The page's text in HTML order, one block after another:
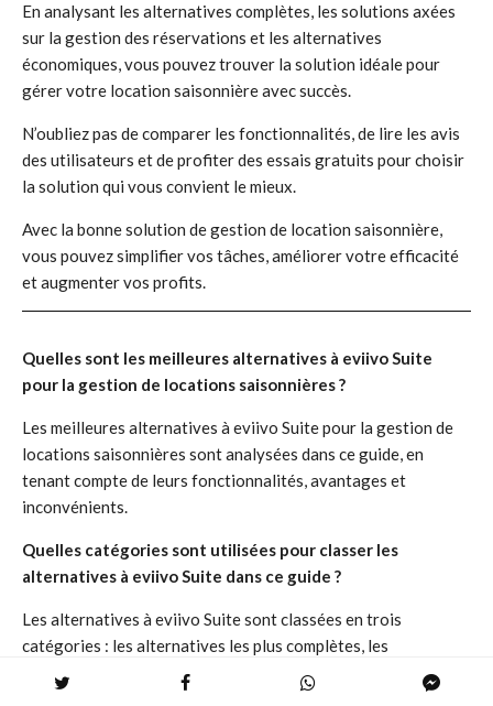
En analysant les alternatives complètes, les solutions axées
sur la gestion des réservations et les alternatives
économiques, vous pouvez trouver la solution idéale pour
gérer votre location saisonnière avec succès.
N’oubliez pas de comparer les fonctionnalités, de lire les avis
des utilisateurs et de profiter des essais gratuits pour choisir
la solution qui vous convient le mieux.
Avec la bonne solution de gestion de location saisonnière,
vous pouvez simplifier vos tâches, améliorer votre efficacité
et augmenter vos profits.
Quelles sont les meilleures alternatives à eviivo Suite
pour la gestion de locations saisonnières ?
Les meilleures alternatives à eviivo Suite pour la gestion de
locations saisonnières sont analysées dans ce guide, en
tenant compte de leurs fonctionnalités, avantages et
inconvénients.
Quelles catégories sont utilisées pour classer les
alternatives à eviivo Suite dans ce guide ?
Les alternatives à eviivo Suite sont classées en trois
catégories : les alternatives les plus complètes, les
alternatives axées sur la gestion des réservations et les